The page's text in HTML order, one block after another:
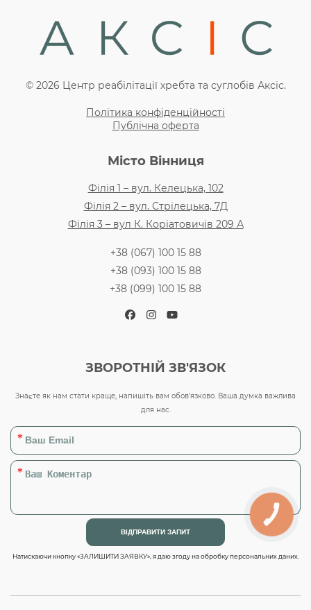
© 2026 Центр реабілітації хребта та суглобів Аксіс.
Політика конфіденційності
Публічна оферта
Місто Вінниця
Філія 1 – вул. Келецька, 102
Філія 2 – вул. Стрілецька, 7Д
Філія 3 – вул К. Коріатовичів 209 А
+38 (067) 100 15 88
+38 (093) 100 15 88
+38 (099) 100 15 88
Facebook
Instagram
YouTube
ЗВОРОТНІЙ ЗВ'ЯЗОК
Знаєте як нам стати краще, напишіть вам обов’язково. Ваша думка важлива
для нас.
Натискаючи кнопку «ЗАЛИШИТИ ЗАЯВКУ», я даю згоду на обробку персональних даних.